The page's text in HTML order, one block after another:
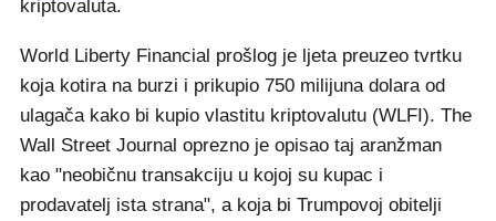
kriptovaluta.
World Liberty Financial prošlog je ljeta preuzeo tvrtku
koja kotira na burzi i prikupio 750 milijuna dolara od
ulagača kako bi kupio vlastitu kriptovalutu (WLFI). The
Wall Street Journal oprezno je opisao taj aranžman
kao "neobičnu transakciju u kojoj su kupac i
prodavatelj ista strana", a koja bi Trumpovoj obitelji